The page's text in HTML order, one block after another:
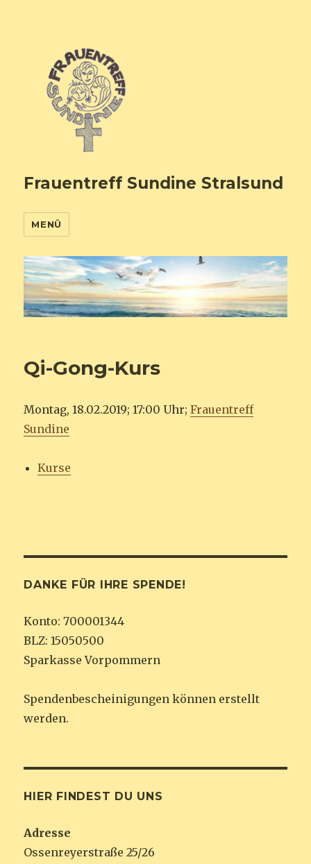
Frauentreff Sundine Stralsund
MENÜ
Qi-Gong-Kurs
Montag, 18.02.2019; 17:00 Uhr;Frauentreff
Sundine
Kurse
DANKE FÜR IHRE SPENDE!
Konto: 700001344
BLZ: 15050500
Sparkasse Vorpommern
Spendenbescheinigungen können erstellt
werden.
HIER FINDEST DU UNS
Adresse
Ossenreyerstraße 25/26